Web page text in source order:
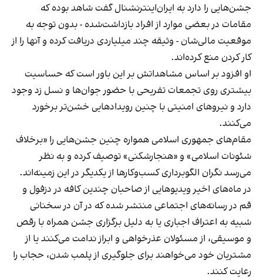
جشن‌هایی را دارد به ایران‌اینترنشنال گفت شاهد بوده که
مقامات در بعضی موارد از افراد بازداشت‌‌شده - بدون توجه به
موقعیت مالی‌شان - وثیقه چند میلیاردی دریافت کرده و آنها را از
کار کردن منع کرده‌اند.
او افزود بر اساس مشاهداتش بر این باور است که حساسیت
بیشتری روی تجمعات تفریحی با حضور جوان‌ها و نسل زد وجود
دارد و نیروهای امنیتی با چنین رویدادهایی خشن‌تر برخورد
می‌کنند.
مقام‌های جمهوری اسلامی همواره چنین جشن‌هایی را «برخلاف
شئونات اسلامی» و «هنجارشکنی» توصیف کرده و به نظر
می‌رسد نگران الگوبرداری کسب‌وکارها از یکدیگر در این زمینه‌اند.
در ماه‌های اخیر ویدیوهایی از صاحبان چندین کافه در دزفول و
قم در رسانه‌های اجتماعی منتشر شده که در آن در سخنانی
شبیه به اعتراف اجباری یا به دلیل برگزاری جشن همراه با رقص
و موسیقی، از مسئولان عذرخواهی و ابراز ندامت می‌کنند یا از
مشتریان خود می‌خواهند برای جلوگیری از پلمب شدن، حجاب را
رعایت کنند.